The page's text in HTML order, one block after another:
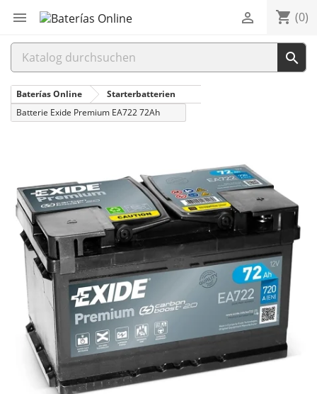
 shopping_cart (0)


Baterías Online
Starterbatterien
Batterie Exide Premium EA722 72Ah